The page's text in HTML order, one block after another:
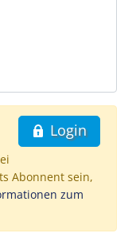
Login
Abonnent sein,
zum